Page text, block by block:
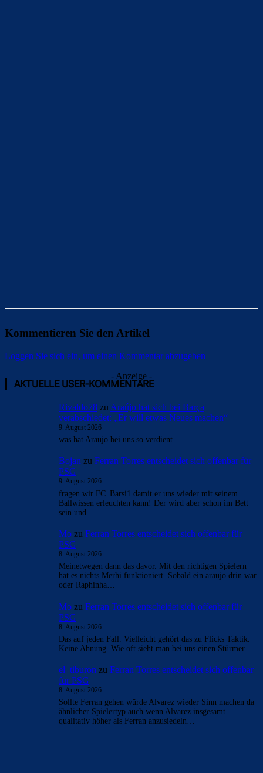
Kommentieren Sie den Artikel
Loggen Sie sich ein, um einen Kommentar abzugeben
- Anzeige -